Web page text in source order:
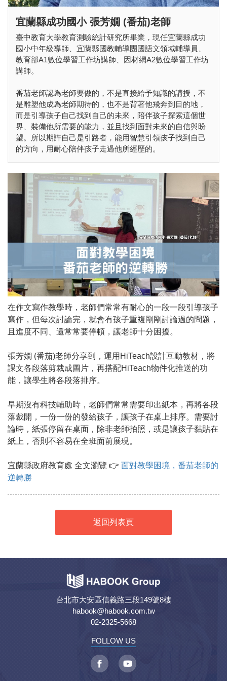
宜蘭縣成功國小 張芳嫺 (番茄)老師
臺中教育大學教育測驗統計研究所畢業，現任宜蘭縣成功
國小中年級導師、宜蘭縣國教輔導團國語文領域輔導員、
教育部A1數位學習工作坊講師、因材網A2數位學習工作坊
講師。
番茄老師認為老師要做的，不是直接給予知識的講授，不
是雕塑他成為老師期待的，也不是背著他飛奔到目的地，
而是引導孩子自己找到自己的未來，陪伴孩子探索這個世
界、裝備他所需要的能力，並且找到面對未來的自信與盼
望。所以期許自己是引路者，能用智慧引領孩子找到自己
的方向，用耐心陪伴孩子走過他所經歷的。
在作文寫作教學時，老師們常常有耐心的一段一段引導孩子
寫作，但每次討論完，就會有孩子重複剛剛討論過的問題，
且進度不同、還常常要停頓，讓老師十分困擾。
張芳嫺 (番茄)老師分享到，運用HiTeach設計互動教材，將
課文各段落剪裁成圖片，再搭配HiTeach物件化推送的功
能，讓學生將各段落排序。
早期沒有科技輔助時，老師們常常需要印出紙本，再將各段
落裁開，一份一份的發給孩子，讓孩子在桌上排序。需要討
論時，紙張停留在桌面，除非老師拍照，或是讓孩子黏貼在
紙上，否則不容易在全班面前展現。
宜蘭縣政府教育處 全文瀏覽 👉 面對教學困境，番茄老師的
逆轉勝
返回列表頁
台北市大安區信義路三段149號8樓
habook@habook.com.tw
02-2325-5668
FOLLOW US